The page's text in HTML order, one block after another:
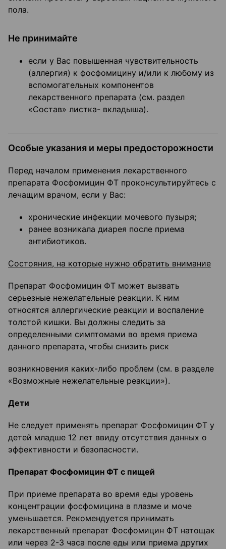
пола.
Не принимайте
если у Вас повышенная чувствительность
(аллергия) к фосфомицину и/или к любому из
вспомогательных компонентов
лекарственного препарата (см. раздел
«Состав» листка- вкладыша).
Особые указания и меры предосторожности
Перед началом применения лекарственного
препарата Фосфомицин ФТ проконсультируйтесь с
лечащим врачом, если у Вас:
хронические инфекции мочевого пузыря;
ранее возникала диарея после приема
антибиотиков.
Состояния, на которые нужно обратить внимание
Препарат Фосфомицин ФТ может вызвать
серьезные нежелательные реакции. К ним
относятся аллергические реакции и воспаление
толстой кишки. Вы должны следить за
определенными симптомами во время приема
данного препарата, чтобы снизить риск
возникновения каких-либо проблем (см. в разделе
«Возможные нежелательные реакции»).
Дети
Не следует применять препарат Фосфомицин ФТ у
детей младше 12 лет ввиду отсутствия данных о
эффективности и безопасности.
Препарат Фосфомицин ФТ с пищей
При приеме препарата во время еды уровень
концентрации фосфомицина в плазме и моче
уменьшается. Рекомендуется принимать
лекарственный препарат Фосфомицин ФТ натощак
или через 2-3 часа после еды или приема других